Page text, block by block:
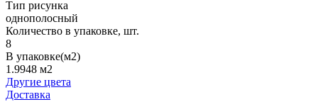
Тип рисунка
однополосный
Количество в упаковке, шт.
8
В упаковке(м2)
1.9948 м2
Другие цвета
Доставка